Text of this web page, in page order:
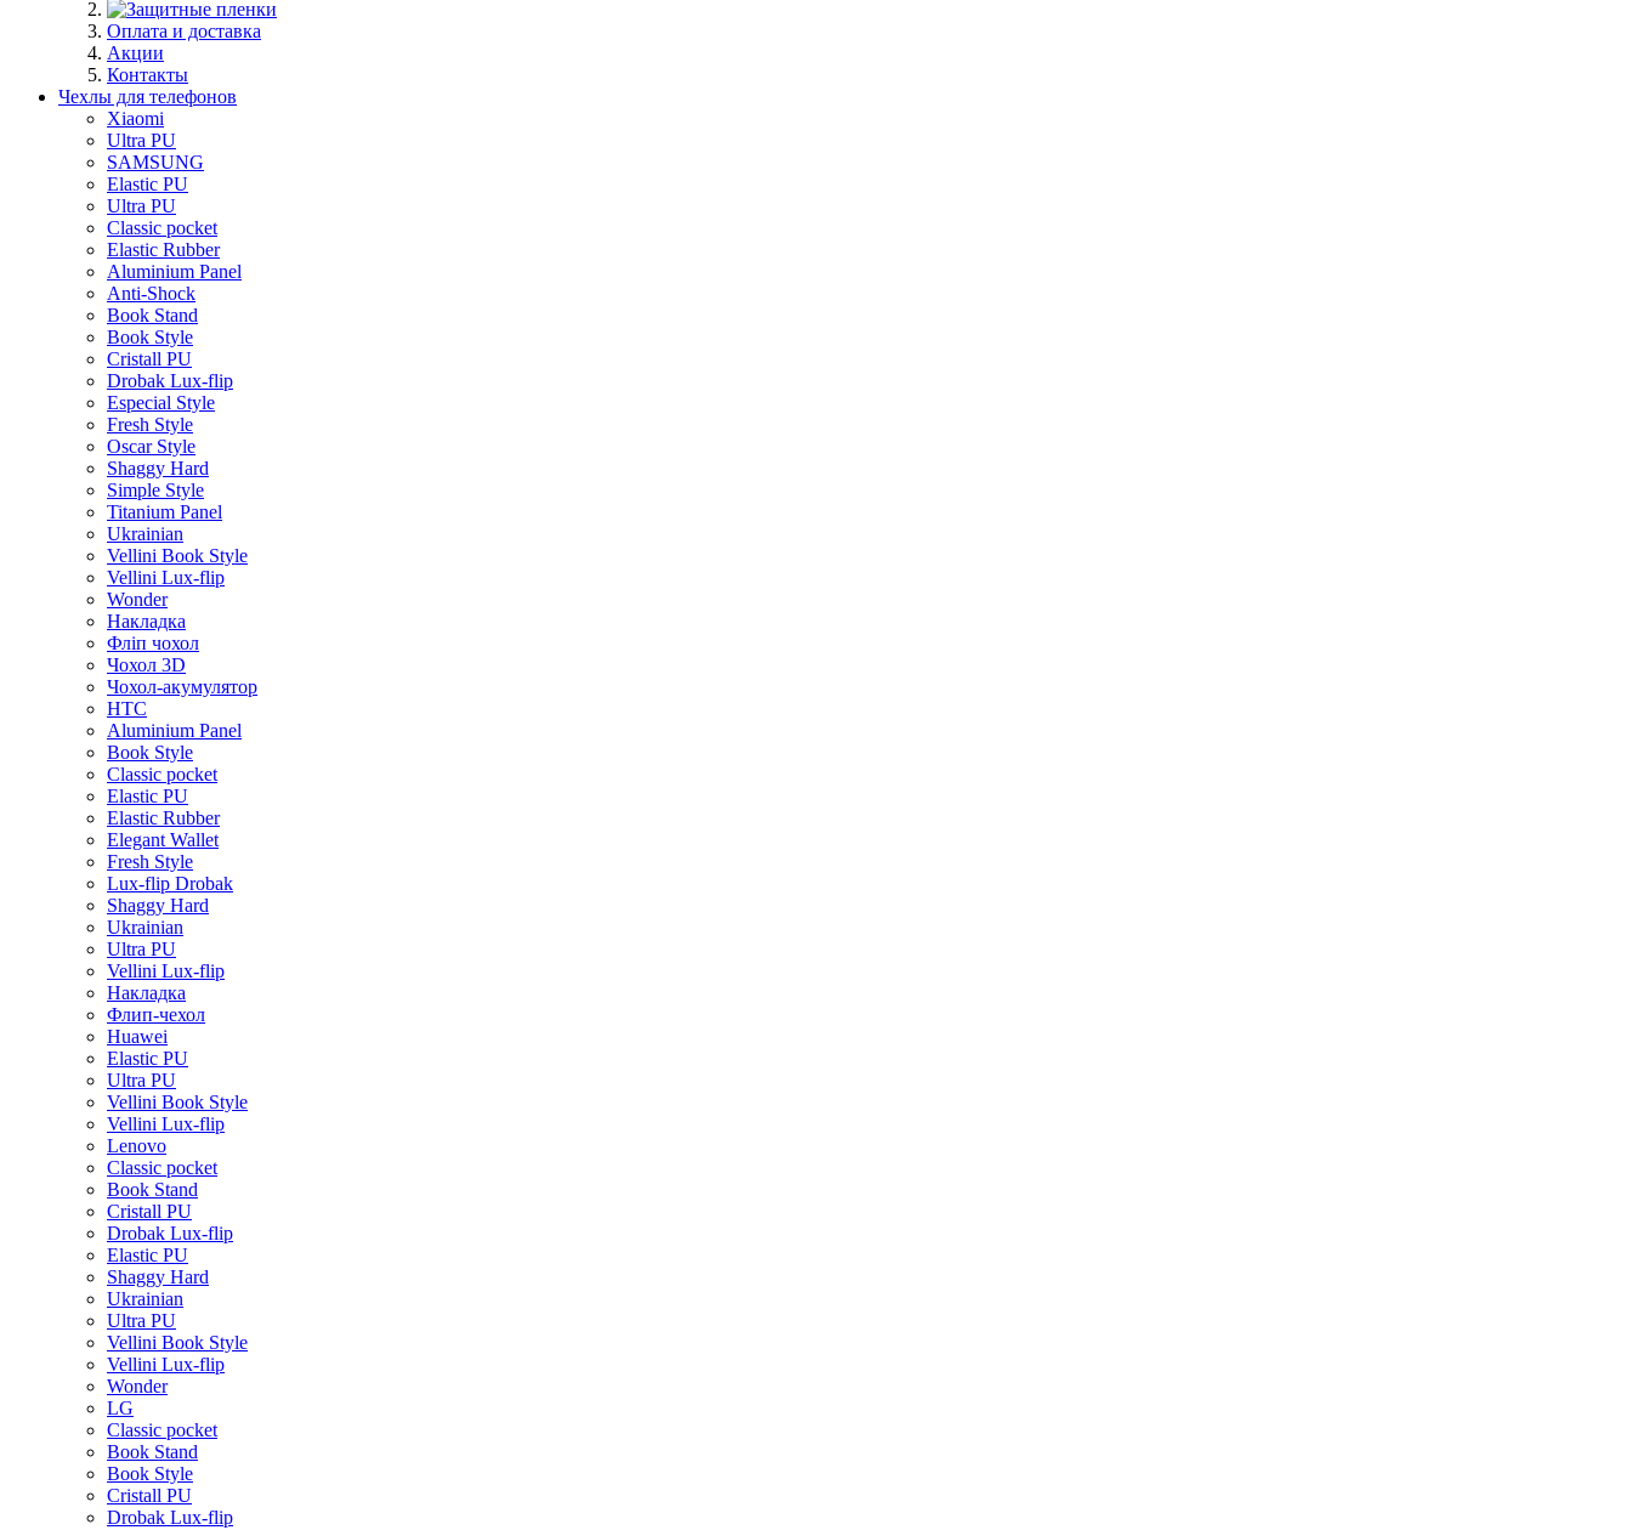
Оплата и доставка
Акции
Контакты
Чехлы для телефонов
Xiaomi
Ultra PU
SAMSUNG
Elastic PU
Ultra PU
Classic pocket
Elastic Rubber
Aluminium Panel
Anti-Shock
Book Stand
Book Style
Cristall PU
Drobak Lux-flip
Especial Style
Fresh Style
Oscar Style
Shaggy Hard
Simple Style
Titanium Panel
Ukrainian
Vellini Book Style
Vellini Lux-flip
Wonder
Накладка
Фліп чохол
Чохол 3D
Чохол-акумулятор
HTC
Aluminium Panel
Book Style
Classic pocket
Elastic PU
Elastic Rubber
Elegant Wallet
Fresh Style
Lux-flip Drobak
Shaggy Hard
Ukrainian
Ultra PU
Vellini Lux-flip
Накладка
Флип-чехол
Huawei
Elastic PU
Ultra PU
Vellini Book Style
Vellini Lux-flip
Lenovo
Classic pocket
Book Stand
Cristall PU
Drobak Lux-flip
Elastic PU
Shaggy Hard
Ukrainian
Ultra PU
Vellini Book Style
Vellini Lux-flip
Wonder
LG
Classic pocket
Book Stand
Book Style
Cristall PU
Drobak Lux-flip